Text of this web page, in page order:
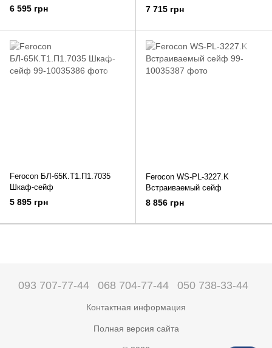
6 595 грн 7 715 грн
Ferocon БЛ-65К.Т1.П1.7035
Шкаф-сейф
5 895 грн
Ferocon WS-PL-3227.K
Встраиваемый сейф
8 856 грн
093 707-77-44 068 704-77-44 050 738-33-44
Контактная информация
Полная версия сайта